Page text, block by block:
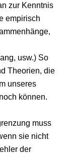
zur Kenntnis
empirisch
usw.) So
Theorien, die
unseres
können.
muss
sie nicht
der